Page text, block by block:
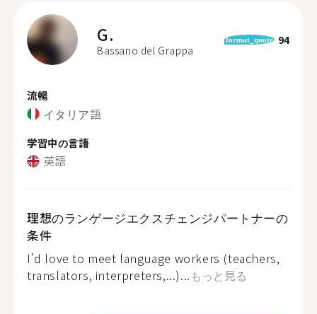
G.
Bassano del Grappa
format_quote 94
流暢
イタリア語
学習中の言語
英語
理想のランゲージエクスチェンジパートナーの
条件
I'd love to meet language workers (teachers,
translators, interpreters,...)... もっと見る